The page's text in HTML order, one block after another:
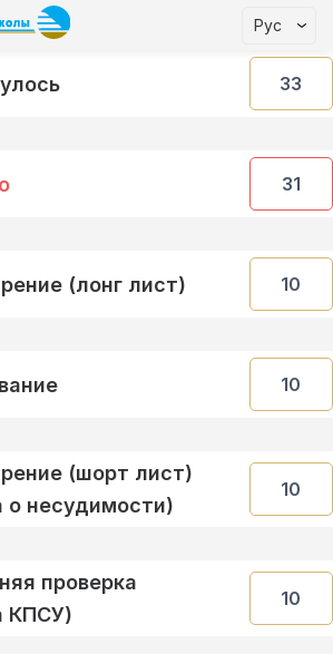
Рус
33
31
(лонг лист) 10
10
(шорт лист)
о несудимости)
10
проверка
КПСУ)
10